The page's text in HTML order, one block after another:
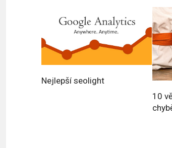
Nejlepší seolight
10